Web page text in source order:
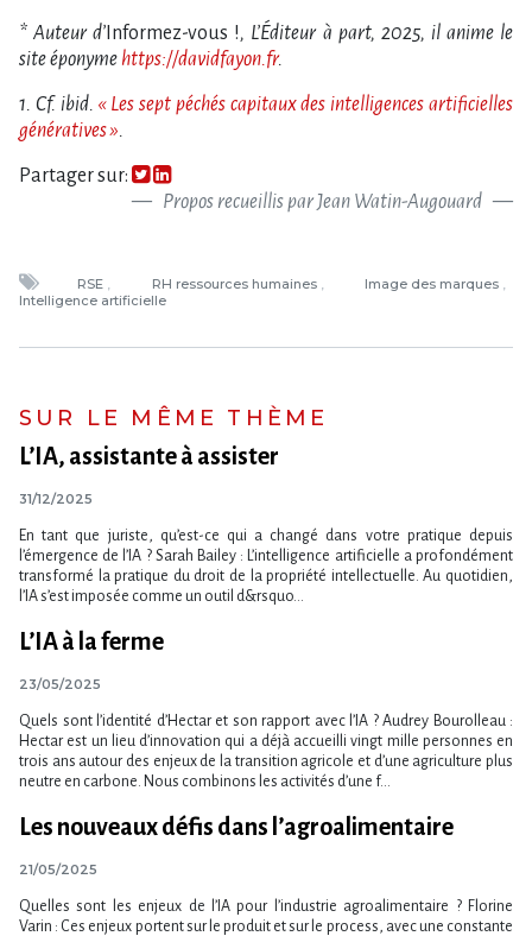
* Auteur d’ Informez-vous !, L’Éditeur à part, 2025, il anime le
site éponyme https://davidfayon.fr.
1. Cf. ibid. « Les sept péchés capitaux des intelligences artificielles
génératives ».
Partager sur:
Propos recueillis par Jean Watin-Augouard
RSE RH ressources humaines
Image des marques
Intelligence artificielle
SUR LE MÊME THÈME
L’IA, assistante à assister
31/12/2025
En tant que juriste, qu’est-ce qui a changé dans votre pratique depuis
l’émergence de l’IA ? Sarah Bailey : L’intelligence artificielle a profondément
transformé la pratique du droit de la propriété intellectuelle. Au quotidien,
l’IA s’est imposée comme un outil d&rsquo...
L​‌’IA à la ferme
23/05/2025
Quels sont l’identité d’Hectar et son rapport avec l’IA ? Audrey Bourolleau :
Hectar est un lieu d’innovation qui a déjà accueilli vingt mille personnes en
trois ans autour des enjeux de la transition agricole et d’une agriculture plus
neutre en carbone. Nous combinons les activités d’une f...
Les nouveaux défis dans l’agroalimentaire
21/05/2025
Quelles sont les enjeux de l’IA pour l’industrie agroalimentaire ? Florine
Varin : Ces enjeux portent sur le produit et sur le process, avec une constante